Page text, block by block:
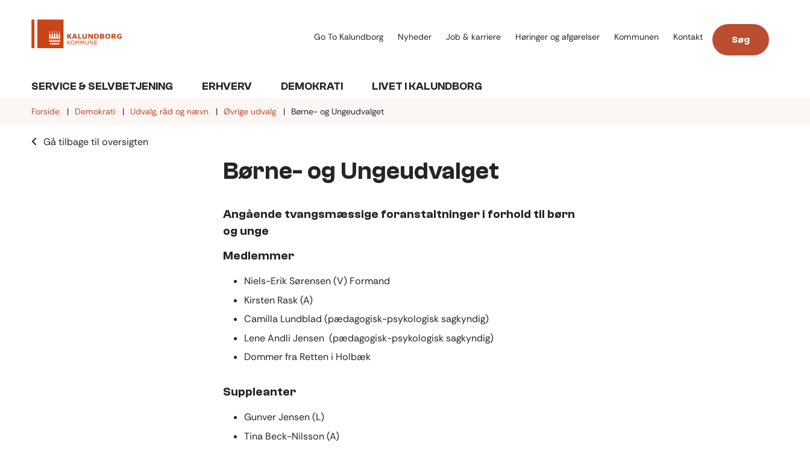
Go To Kalundborg Nyheder Job & karriere Høringer og afgørelser Kommunen Kontakt Søg
SERVICE & SELVBETJENING ERHVERV DEMOKRATI LIVET I KALUNDBORG
Forside Demokrati Udvalg, råd og nævn Øvrige udvalg Børne- og Ungeudvalget
Gå tilbage til oversigten
Børne- og Ungeudvalget
Angående tvangsmæssige foranstaltninger i forhold til børn
og unge
Medlemmer
Niels-Erik Sørensen (V) Formand
Kirsten Rask (A)
Camilla Lundblad (pædagogisk-psykologisk sagkyndig)
Lene Andli Jensen (pædagogisk-psykologisk sagkyndig)
Dommer fra Retten i Holbæk
Suppleanter
Gunver Jensen (L)
Tina Beck-Nilsson (A)